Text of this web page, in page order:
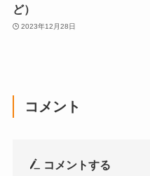
ど）
2023年12月28日
コメント
コメントする